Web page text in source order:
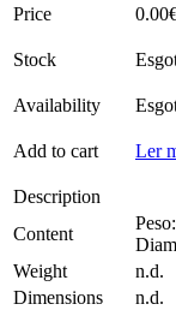
Price
0.00
Stock
Availability
Add to cart Ler
Description
Content
Weight
n.d.
Dimensions
n.d.